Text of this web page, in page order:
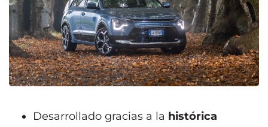
Desarrollado gracias a la histórica